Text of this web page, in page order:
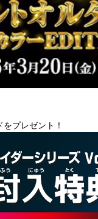
プレゼント！